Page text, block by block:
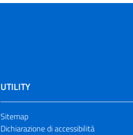
UTILITY
Sitemap
Dichiarazione di accessibilità